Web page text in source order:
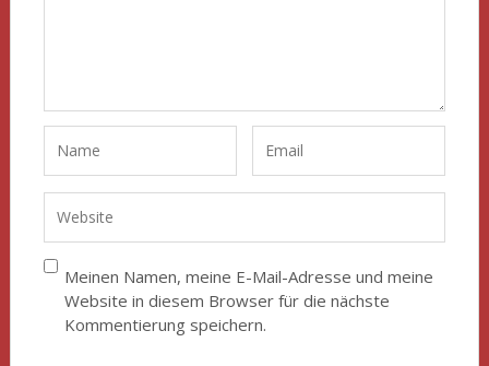
Meinen Namen, meine E-Mail-Adresse und meine
Website in diesem Browser für die nächste
Kommentierung speichern.